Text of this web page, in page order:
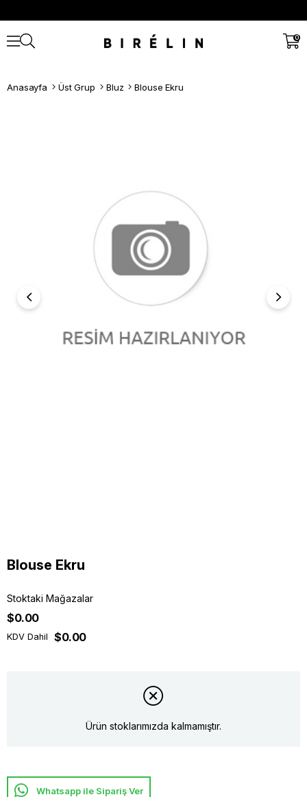
0
Anasayfa Üst Grup Bluz Blouse Ekru
Blouse Ekru
Stoktaki Mağazalar
$0.00
KDV Dahil $0.00
Ürün stoklarımızda kalmamıştır.
Whatsapp ile Sipariş Ver